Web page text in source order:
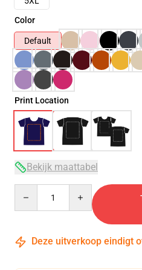
Color
Default
Print Location
Bekijk maattabel
Deze uitverkoop eindigt